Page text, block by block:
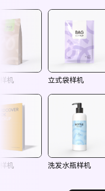
机 立式袋样机
机 洗发水瓶样机